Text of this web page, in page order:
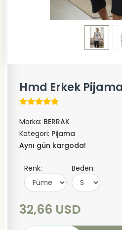
Hmd Erkek
Marka: BERRAK
Kategori: Pijama
Aynı gün kargoda!
Renk: Beden:
32,66 USD